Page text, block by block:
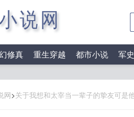
说网
修真 重生穿越 都市小说 军
网>关于我想和太宰当一辈子的挚友可是